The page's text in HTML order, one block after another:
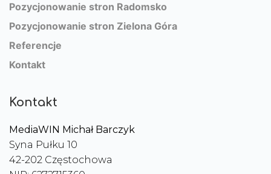
Pozycjonowanie stron Radomsko
Pozycjonowanie stron Zielona Góra
Referencje
Kontakt
Kontakt
MediaWIN Michał Barczyk
Syna Pułku 10
42-202 Częstochowa